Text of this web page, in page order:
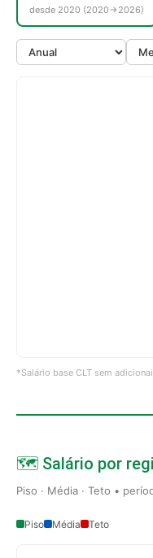
desde 2020 (2020→2026)
*Salário base CLT sem
🗺️ Salário por
Piso · Média · Teto •
Piso Média Teto